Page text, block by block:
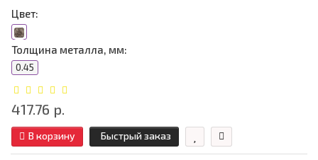
Цвет:
Толщина металла, мм:
0.45
417.76 р.
В корзину Быстрый заказ